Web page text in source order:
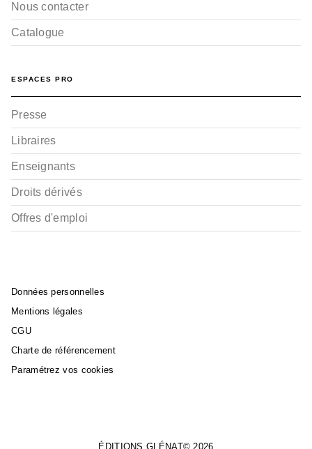
Nous contacter
Catalogue
ESPACES PRO
Presse
Libraires
Enseignants
Droits dérivés
Offres d'emploi
Données personnelles
Mentions légales
CGU
Charte de référencement
Paramétrez vos cookies
ÉDITIONS GLÉNAT© 2026